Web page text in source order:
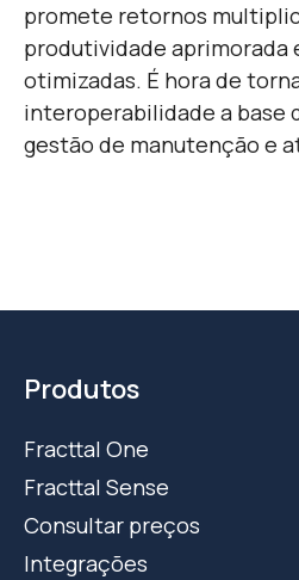
promete retornos
produtividade aprimorada
otimizadas. É hora de
interoperabilidade a base
gestão de manutenção e
Produtos
Fracttal One
Fracttal Sense
Consultar preços
Integrações